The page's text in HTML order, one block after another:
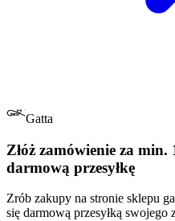
Gatta
Złóż zamówienie za
darmową przesyłkę
Zrób zakupy na stronie sklepu
się darmową przesyłką swojego